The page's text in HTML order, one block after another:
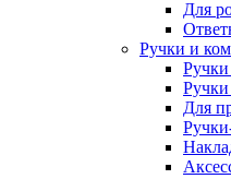
Для
Ручки и
Ручки
Для